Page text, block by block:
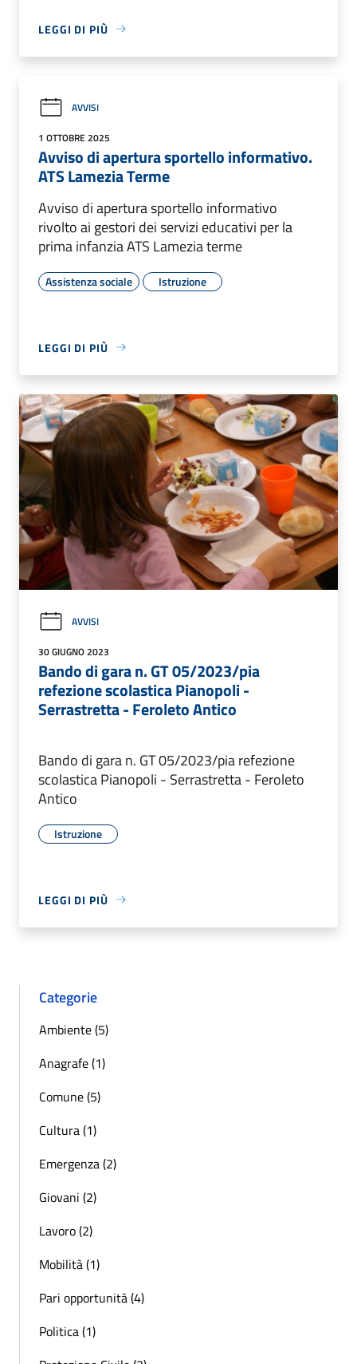
LEGGI DI PIÙ
AVVISI
1 OTTOBRE 2025
Avviso di apertura sportello informativo.
ATS Lamezia Terme
Avviso di apertura sportello informativo
rivolto ai gestori dei servizi educativi per la
prima infanzia ATS Lamezia terme
Assistenza sociale Istruzione
LEGGI DI PIÙ
AVVISI
30 GIUGNO 2023
Bando di gara n. GT 05/2023/pia
refezione scolastica Pianopoli -
Serrastretta - Feroleto Antico
Bando di gara n. GT 05/2023/pia refezione
scolastica Pianopoli - Serrastretta - Feroleto
Antico
Istruzione
LEGGI DI PIÙ
Categorie
Ambiente (5)
Anagrafe (1)
Comune (5)
Cultura (1)
Emergenza (2)
Giovani (2)
Lavoro (2)
Mobilità (1)
Pari opportunità (4)
Politica (1)